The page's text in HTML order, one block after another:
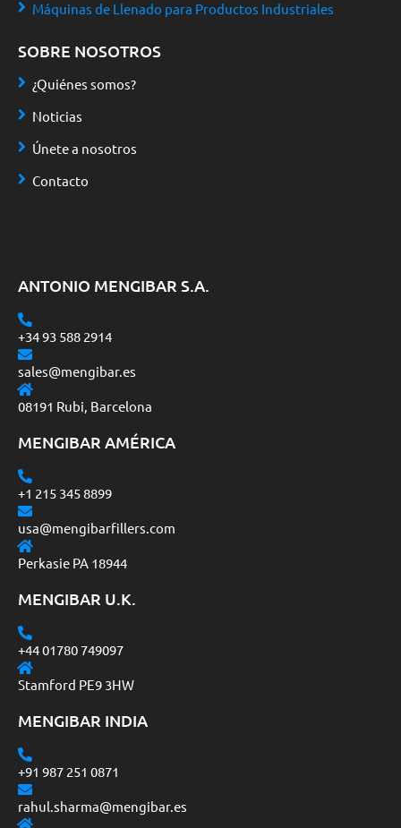
ANTONIO MENGIBAR S.A.
+34 93 588 2914
sales@mengibar.es
08191 Rubi, Barcelona
MENGIBAR AMÉRICA
+1 215 345 8899
usa@mengibarfillers.com
Perkasie PA 18944
MENGIBAR U.K.
+44 01780 749097
Stamford PE9 3HW
MENGIBAR INDIA
+91 987 251 0871
rahul.sharma@mengibar.es
Máquinas de Llenado para Productos Industriales
SOBRE NOSOTROS
¿Quiénes somos?
Noticias
Únete a nosotros
Contacto